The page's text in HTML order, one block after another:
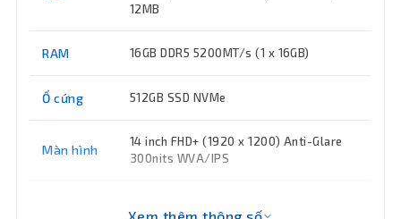
12MB
RAM 16GB DDR5 5200MT/s (1 x 16GB)
Ổ cứng 512GB SSD NVMe
Màn hình
14 inch FHD+ (1920 x 1200) Anti-Glare
300nits WVA/IPS